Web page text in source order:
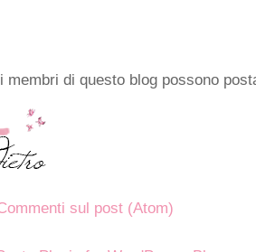
membri di questo blog possono
sul post (Atom)